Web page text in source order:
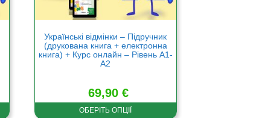
Українські відмінки – Підручник
(друкована книга + електронна
книга) + Курс онлайн – Рівень А1-
А2
69,90€
ОБЕРІТЬ ОПЦІЇ